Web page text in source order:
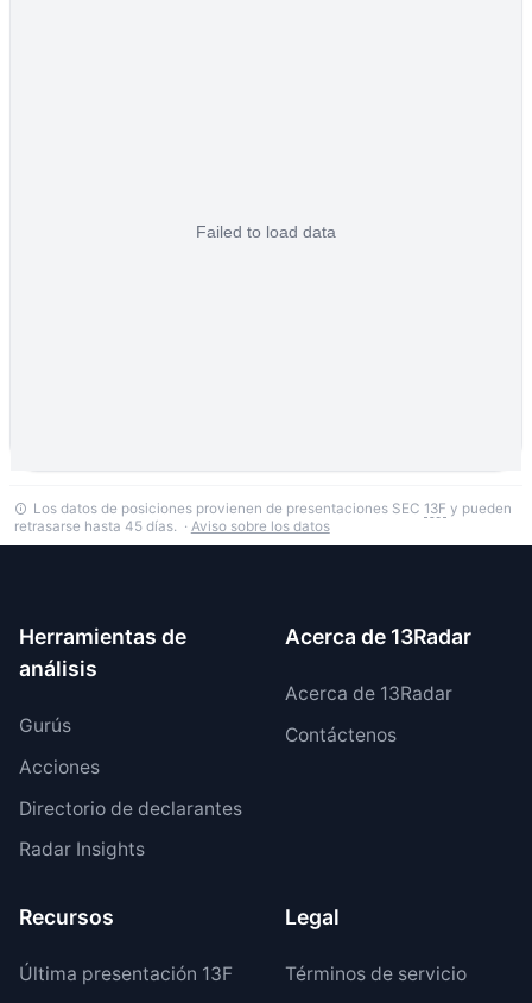
Los datos de posiciones provienen de presentaciones SEC 13F y pueden
retrasarse hasta 45 días. · Aviso sobre los datos
Herramientas de
análisis
Gurús
Acciones
Directorio de declarantes
Radar Insights
Acerca de 13Radar
Acerca de 13Radar
Contáctenos
Recursos
Última presentación 13F
Legal
Términos de servicio